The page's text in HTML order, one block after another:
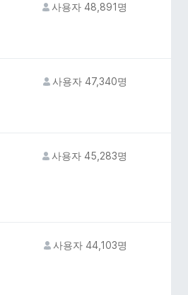
사용자 48,891명
사용자 47,340명
사용자 45,283명
사용자 44,103명